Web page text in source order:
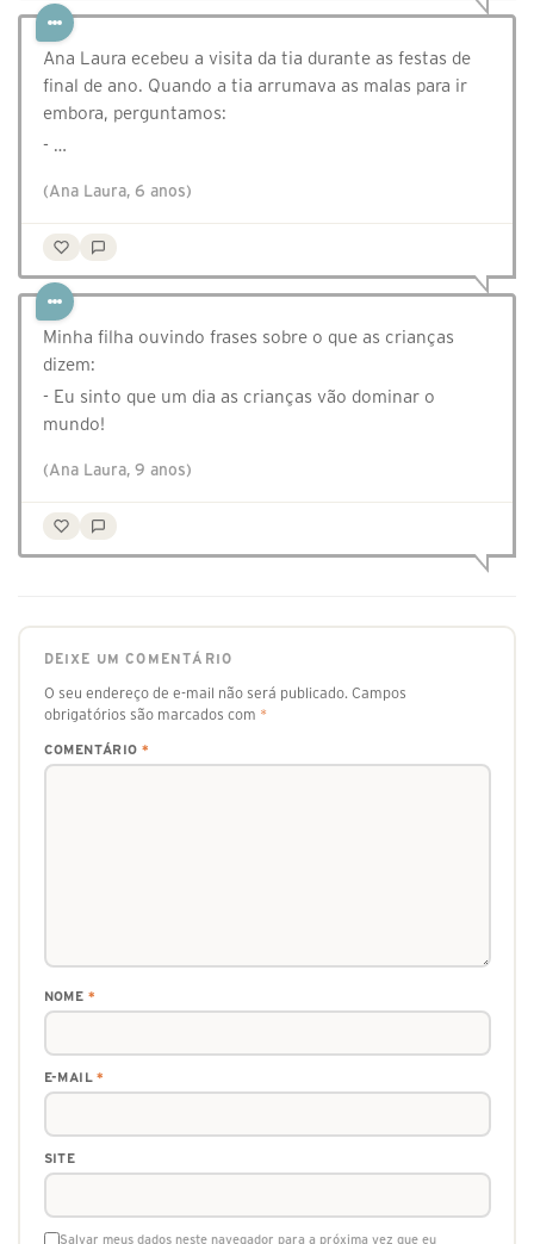
Ana Laura ecebeu a visita da tia durante as festas de
final de ano. Quando a tia arrumava as malas para ir
embora, perguntamos:
- …
(Ana Laura, 6 anos)
Minha filha ouvindo frases sobre o que as crianças
dizem:
- Eu sinto que um dia as crianças vão dominar o
mundo!
(Ana Laura, 9 anos)
DEIXE UM COMENTÁRIO
O seu endereço de e-mail não será publicado. Campos
obrigatórios são marcados com *
COMENTÁRIO *
NOME *
E-MAIL*
SITE
Salvar meus dados neste navegador para a próxima vez que eu